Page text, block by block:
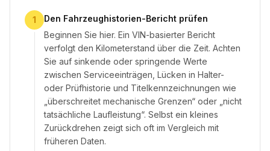
1
Den Fahrzeughistorien-Bericht prüfen
Beginnen Sie hier. Ein VIN-basierter Bericht
verfolgt den Kilometerstand über die Zeit. Achten
Sie auf sinkende oder springende Werte
zwischen Serviceeinträgen, Lücken in Halter-
oder Prüfhistorie und Titelkennzeichnungen wie
„überschreitet mechanische Grenzen“ oder „nicht
tatsächliche Laufleistung“. Selbst ein kleines
Zurückdrehen zeigt sich oft im Vergleich mit
früheren Daten.